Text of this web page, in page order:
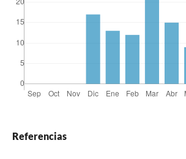
Referencias